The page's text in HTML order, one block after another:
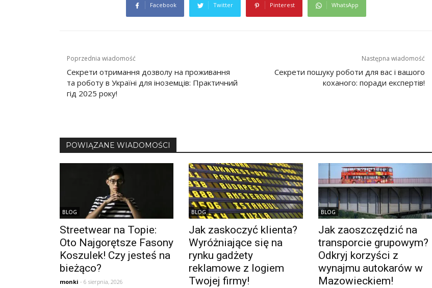
Facebook Twitter Pinterest WhatsApp
Nawigacja
wpisu
Poprzednia wiadomość
Секрети отримання дозволу на проживання
та роботу в Україні для іноземців: Практичний
гід 2025 року!
Następna wiadomość
Секрети пошуку роботи для вас і вашого
коханого: поради експертів!
POWIĄZANE WIADOMOŚCI
BLOG
Streetwear na Topie:
Oto Najgorętsze Fasony
Koszulek! Czy jesteś na
bieżąco?
monki - 6 sierpnia, 2026
BLOG
Jak zaskoczyć klienta?
Wyróżniające się na
rynku gadżety
reklamowe z logiem
Twojej firmy!
BLOG
Jak zaoszczędzić na
transporcie grupowym?
Odkryj korzyści z
wynajmu autokarów w
Mazowieckiem!